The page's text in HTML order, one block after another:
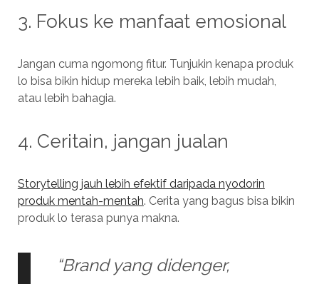
3. Fokus ke manfaat emosional
Jangan cuma ngomong fitur. Tunjukin kenapa produk
lo bisa bikin hidup mereka lebih baik, lebih mudah,
atau lebih bahagia.
4. Ceritain, jangan jualan
Storytelling jauh lebih efektif daripada nyodorin
produk mentah-mentah. Cerita yang bagus bisa bikin
produk lo terasa punya makna.
“Brand yang didenger,